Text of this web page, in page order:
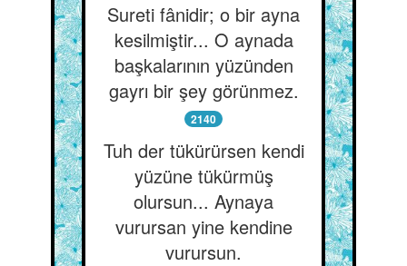
Sureti fânidir; o bir ayna
kesilmiştir... O aynada
başkalarının yüzünden
gayrı bir şey görünmez.
2140
Tuh der tükürürsen kendi
yüzüne tükürmüş
olursun... Aynaya
vurursan yine kendine
vurursun.